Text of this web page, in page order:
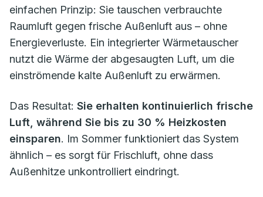
einfachen Prinzip: Sie tauschen verbrauchte
Raumluft gegen frische Außenluft aus – ohne
Energieverluste. Ein integrierter Wärmetauscher
nutzt die Wärme der abgesaugten Luft, um die
einströmende kalte Außenluft zu erwärmen.
Das Resultat: Sie erhalten kontinuierlich frische
Luft, während Sie bis zu 30 % Heizkosten
einsparen. Im Sommer funktioniert das System
ähnlich – es sorgt für Frischluft, ohne dass
Außenhitze unkontrolliert eindringt.